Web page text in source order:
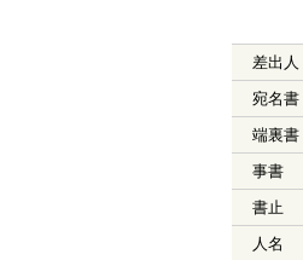
差出人
宛名書
端裏書
事書
書止
人名